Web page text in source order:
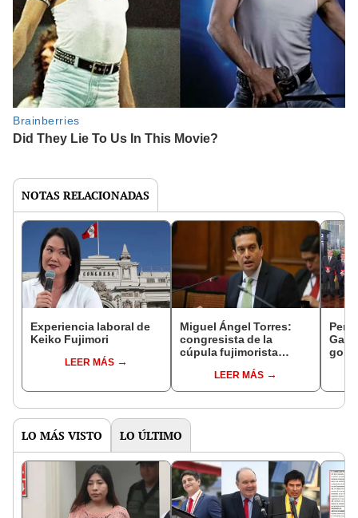
NOTAS RELACIONADAS
Experiencia laboral de
Keiko Fujimori
LEER MÁS
Miguel Ángel Torres:
congresista de la
cúpula fujimorista
del SenadoLEER MÁS
LO MÁS VISTO LO ÚLTIMO